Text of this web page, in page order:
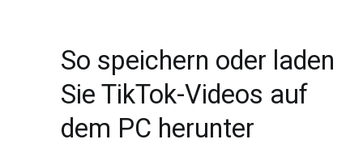
So speichern oder laden
Sie TikTok-Videos auf
dem PC herunter